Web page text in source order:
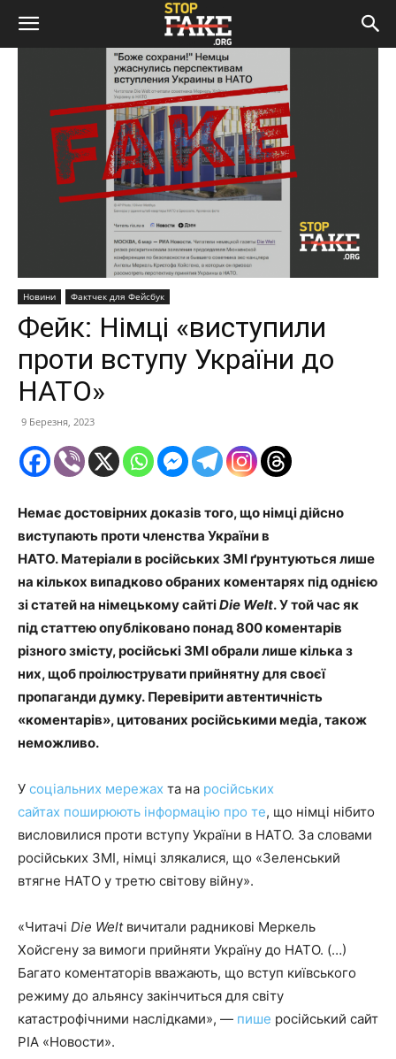
Новини Фактчек для Фейсбук
Фейк: Німці «виступили
проти вступу України до
НАТО»
9 Березня, 2023
Немає достовірних доказів того, що німці дійсно
виступають проти членства України в
НАТО. Матеріали в російських ЗМІ ґрунтуються лише
на кількох випадково обраних коментарях під однією
зі статей на німецькому сайтіDie Welt. У той час як
під статтею опубліковано понад 800 коментарів
різного змісту, російські ЗМІ обрали лише кілька з
них, щоб проілюструвати прийнятну для своєї
пропаганди думку. Перевірити автентичність
«коментарів», цитованих російськими медіа, також
неможливо.
У соціальних мережах та на російських
сайтах поширюють інформацію про те, що німці нібито
висловилися проти вступу України в НАТО. За словами
російських ЗМІ, німці злякалися, що «Зеленський
втягне НАТО у третю світову війну».
«Читачі Die Weltвичитали радникові Меркель
Хойсгену за вимоги прийняти Україну до НАТО. (…)
Багато коментаторів вважають, що вступ київського
режиму до альянсу закінчиться для світу
катастрофічними наслідками», — пише російський сайт
РІА «Новости».